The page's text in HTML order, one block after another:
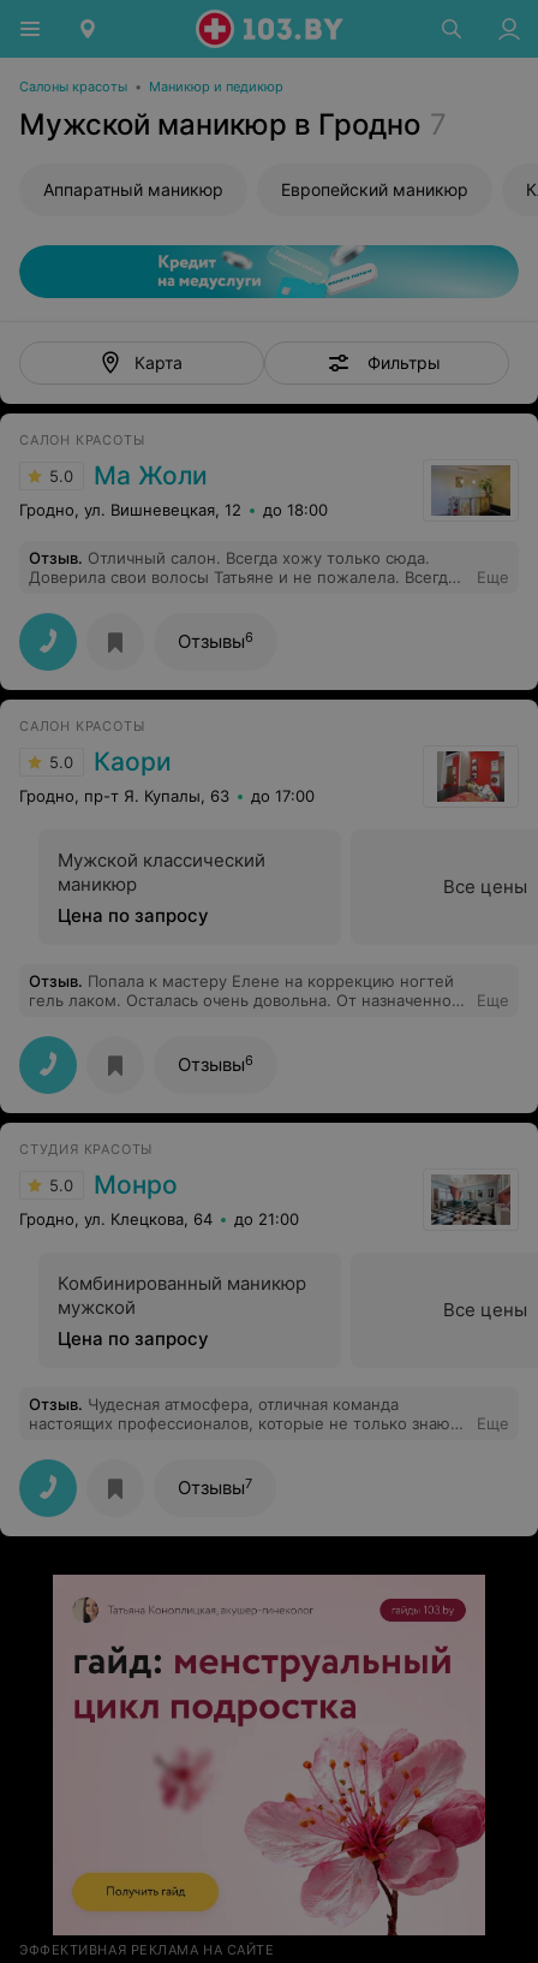
Салоны красоты • Маникюр и педикюр
Мужской маникюр в Гродно 7
Аппаратный маникюр Европейский маникюр
Карта Фильтры
САЛОН КРАСОТЫ
5.0 Ма Жоли
Гродно, ул. Вишневецкая, 12 до 18:00
Отзыв. Отличный салон. Всегда хожу только сюда.
Доверила свои волосы Татьяне и не пожалела. Всегда
покраски. Недавно открыла для себя ещё одного
замечательного мастера Светлану. Девчонки супер.
Им и волосы доверить не страшно. Душевная
атмосфера и всегда супер результат. Всем очень
рекомендую.
Еще
Отзывы6
САЛОН КРАСОТЫ
5.0 Каори
Гродно, пр-т Я. Купалы, 63 до 17:00
Мужской классический
маникюр
Цена по запросу
Все цены
Отзыв. Попала к мастеру Елене на коррекцию ногтей
гель лаком. Осталась очень довольна. От назначенного
предложили, и атмосфера царила такая, будто я давно
всех их знаю. Ногти тонкие и очень аккуратно
сделаны. И цена работы очень приятно удивила.
Рекомендую.
Еще
Отзывы6
СТУДИЯ КРАСОТЫ
5.0 Монро
Гродно, ул. Клецкова, 64 до 21:00
Комбинированный маникюр
мужской
Цена по запросу
Все цены
Отзыв. Чудесная атмосфера, отличная команда
настоящих профессионалов, которые не только знают
тому же предлагают вкуснейший кофе и коктейли.
Чувствуешь себя как дома.. Нет, даже лучше)) Спасибо
за роскошный образ, чудесное настроение и Ваш
позитив))
Еще
Отзывы7
ЭФФЕКТИВНАЯ РЕКЛАМА НА САЙТЕ